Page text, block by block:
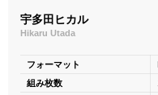
宇多田ヒカル
Hikaru Utada
フォーマット
組み枚数